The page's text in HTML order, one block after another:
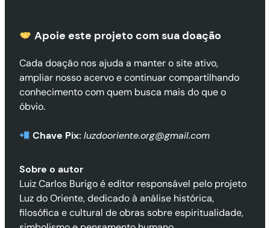
Apoie este projeto com sua doação
Cada doação nos ajuda a manter o site ativo,
ampliar nosso acervo e continuar compartilhando
conhecimento com quem busca mais do que o
óbvio.
Chave Pix: luzdooriente.org@gmail.com
Sobre o autor
Luiz Carlos Burigo é editor responsável pelo projeto
Luz do Oriente, dedicado à análise histórica,
filosófica e cultural de obras sobre espiritualidade,